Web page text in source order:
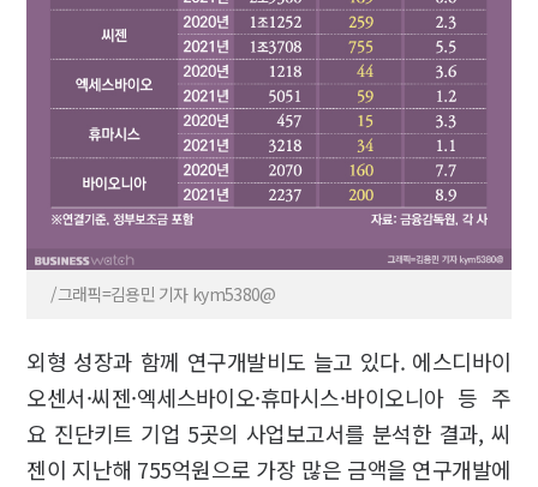
/그래픽=김용민 기자 kym5380@
외형 성장과 함께 연구개발비도 늘고 있다. 에스디바이
오센서·씨젠·엑세스바이오·휴마시스·바이오니아 등 주
요 진단키트 기업 5곳의 사업보고서를 분석한 결과, 씨
젠이 지난해 755억원으로 가장 많은 금액을 연구개발에